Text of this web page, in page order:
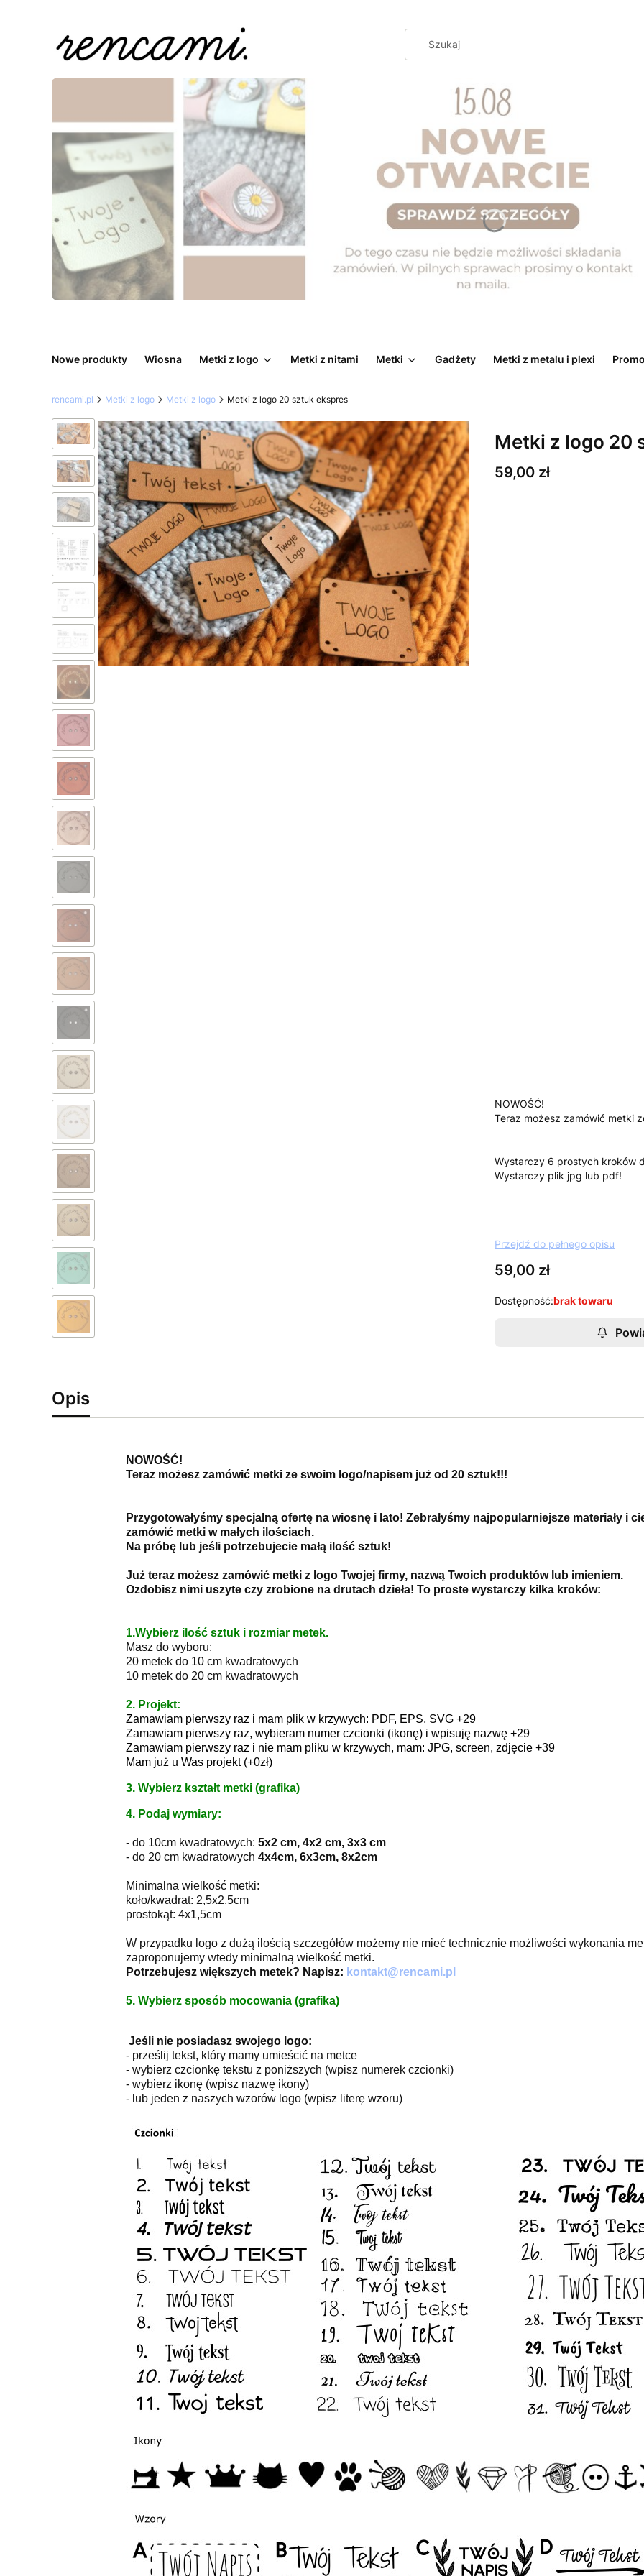
Nowe produkty Wiosna Metki z logo Metki z nitami Metki Gadżety Metki z metalu i plexi
rencami.pl Metki z logo Metki z logo Metki z logo 20 sztuk ekspres
Metki z logo 20
Cena
59,00 zł
NOWOŚĆ!
Teraz możesz zamówić metki
Wystarczy 6 prostych kroków
Wystarczy plik jpg lub pdf!
Przejdź do pełnego opisu
Cena
59,00 zł
Dostępność:brak towaru
Opis
NOWOŚĆ!
Teraz możesz zamówić metki ze swoim logo/napisem już od 20 sztuk!!!
Przygotowałyśmy specjalną ofertę na wiosnę i lato! Zebrałyśmy najpopularniejsze materiały i
zamówić metki w małych ilościach.
Na próbę lub jeśli potrzebujecie małą ilość sztuk!
Już teraz możesz zamówić metki z logo Twojej firmy, nazwą Twoich produktów lub imieniem.
Ozdobisz nimi uszyte czy zrobione na drutach dzieła! To proste wystarczy kilka kroków:
1.Wybierz ilość sztuk i rozmiar metek.
Masz do wyboru:
20 metek do 10 cm kwadratowych
10 metek do 20 cm kwadratowych
2. Projekt:
Zamawiam pierwszy raz i mam plik w krzywych: PDF, EPS, SVG +29
Zamawiam pierwszy raz, wybieram numer czcionki (ikonę) i wpisuję nazwę +29
Zamawiam pierwszy raz i nie mam pliku w krzywych, mam: JPG, screen, zdjęcie +39
Mam już u Was projekt (+0zł)
3. Wybierz kształt metki (grafika)
4. Podaj wymiary:
- do 10cm kwadratowych: 5x2 cm, 4x2 cm, 3x3 cm
- do 20 cm kwadratowych 4x4cm, 6x3cm, 8x2cm
Minimalna wielkość metki:
koło/kwadrat: 2,5x2,5cm
prostokąt: 4x1,5cm
W przypadku logo z dużą ilością szczegółów możemy nie mieć technicznie możliwości wykonania
zaproponujemy wtedy minimalną wielkość metki.
Potrzebujesz większych metek? Napisz: kontakt@rencami.pl
5. Wybierz sposób mocowania (grafika)
Jeśli nie posiadasz swojego logo:
- prześlij tekst, który mamy umieścić na metce
- wybierz czcionkę tekstu z poniższych (wpisz numerek czcionki)
- wybierz ikonę (wpisz nazwę ikony)
- lub jeden z naszych wzorów logo (wpisz literę wzoru)